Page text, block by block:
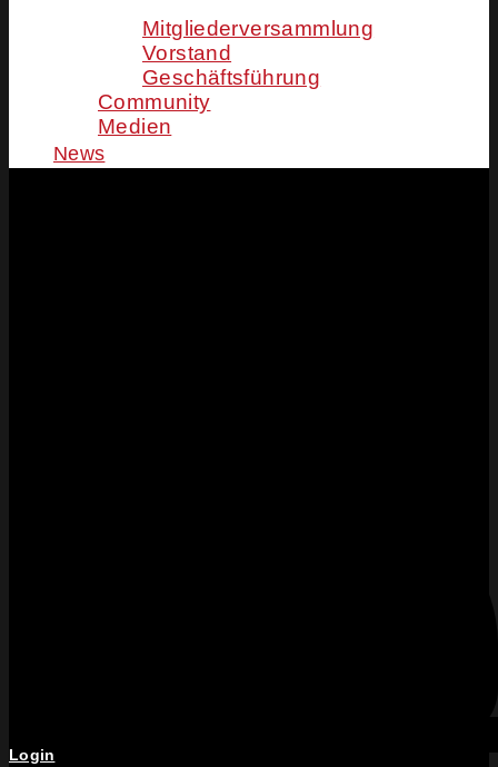
Mitgliederversammlung
Vorstand
Geschäftsführung
Community
Medien
News
Login